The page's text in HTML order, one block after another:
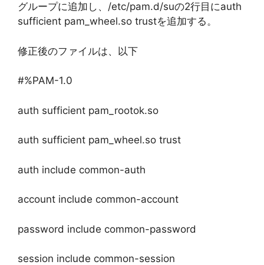
グループに追加し、/etc/pam.d/suの2行目にauth
sufficient pam_wheel.so trustを追加する。
修正後のファイルは、以下
#%PAM-1.0
auth sufficient pam_rootok.so
auth sufficient pam_wheel.so trust
auth include common-auth
account include common-account
password include common-password
session include common-session